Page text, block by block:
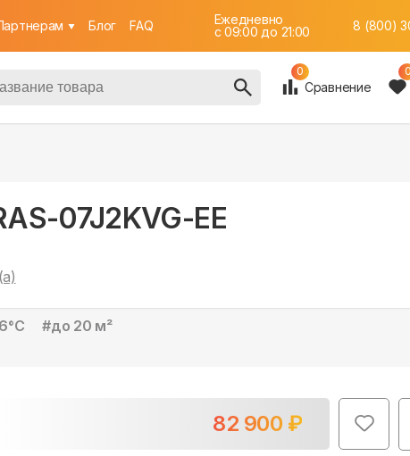
Блог FAQ
Ежедневно
c 09:00 до 21:00
8 (800)
0
Сравнение
0
07J2KVG-EE
#до 20 м²
82 900 ₽